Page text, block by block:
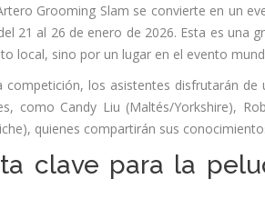
Grooming Slam se convierte en un
21 al 26 de enero de 2026. Esta es una
local, sino por un lugar en el evento
competición, los asistentes disfrutarán
como Candy Liu (Maltés/Yorkshire),
quienes compartirán sus
clave para la